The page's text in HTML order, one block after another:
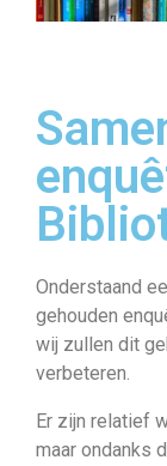
Onderstaand
gehouden
wij zullen dit
verbeteren.
Er zijn relatief
maar ondanks